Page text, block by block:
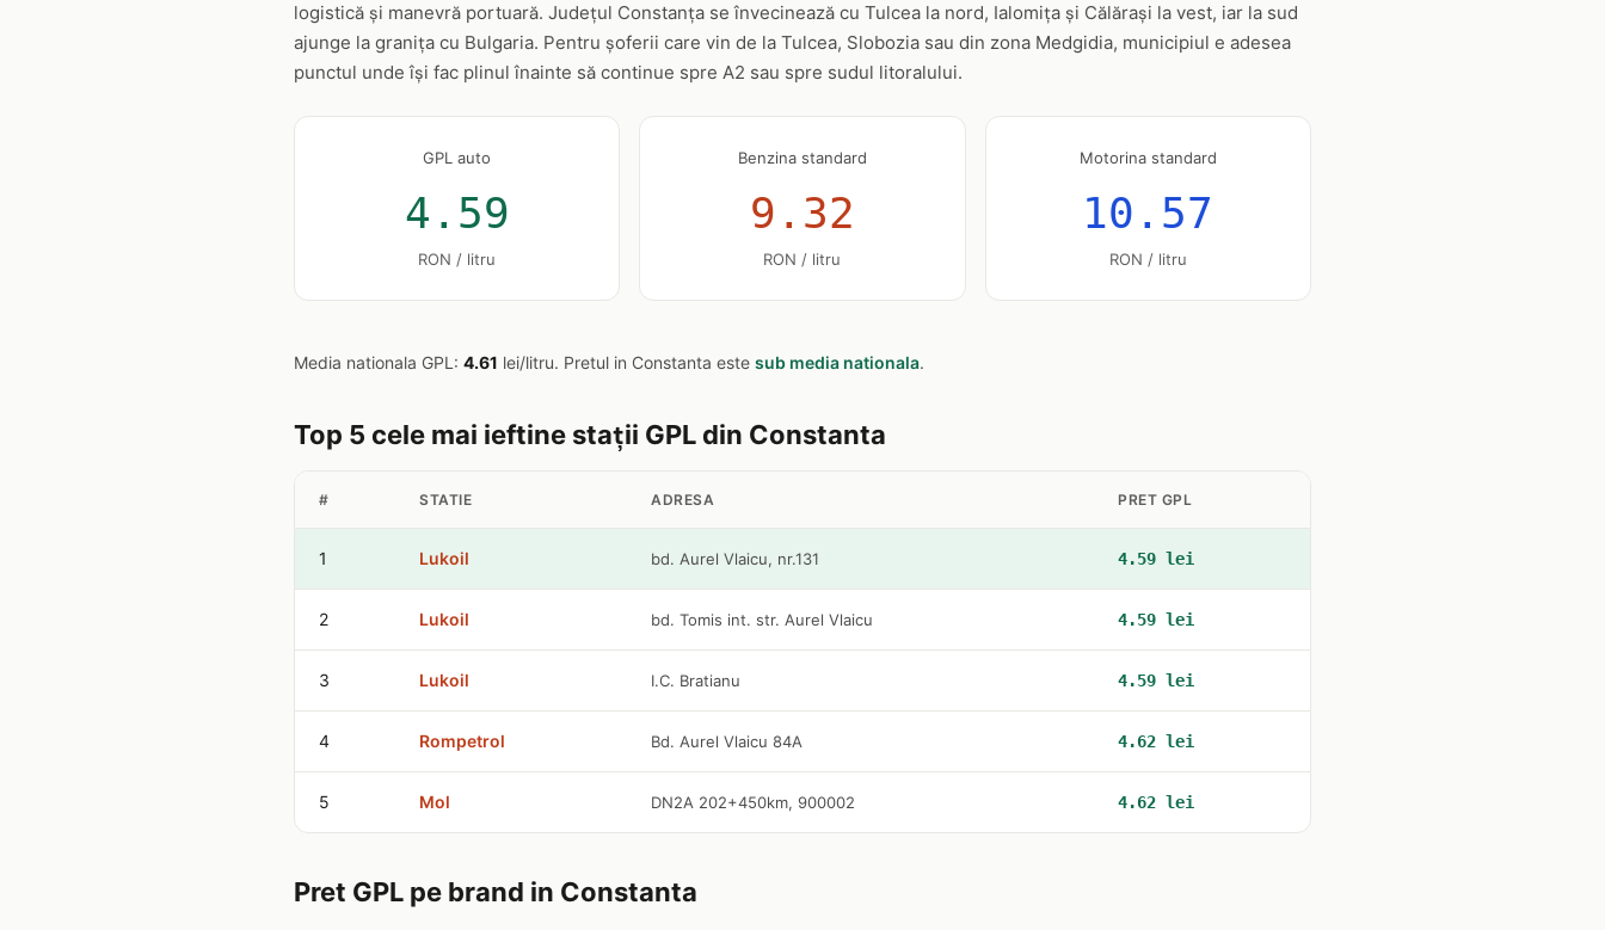
logistică și manevră portuară. Județul Constanța se învecinează cu Tulcea la nord, Ialomița și Călărași la vest, iar la sud
ajunge la granița cu Bulgaria. Pentru șoferii care vin de la Tulcea, Slobozia sau din zona Medgidia, municipiul e adesea
punctul unde își fac plinul înainte să continue spre A2 sau spre sudul litoralului.
GPL auto
4.59
RON / litru
Benzina standard
9.32
RON / litru
Motorina standard
10.57
RON / litru
Media nationala GPL: 4.61 lei/litru. Pretul in Constanta este sub media nationala.
Top 5 cele mai ieftine stații GPL din Constanta
# STATIE ADRESA PRET GPL
1 Lukoil bd. Aurel Vlaicu, nr.131 4.59 lei
2 Lukoil bd. Tomis int. str. Aurel Vlaicu 4.59 lei
3 Lukoil I.C. Bratianu 4.59 lei
4 Rompetrol Bd. Aurel Vlaicu 84A 4.62 lei
5 Mol DN2A 202+450km, 900002 4.62 lei
Pret GPL pe brand in Constanta